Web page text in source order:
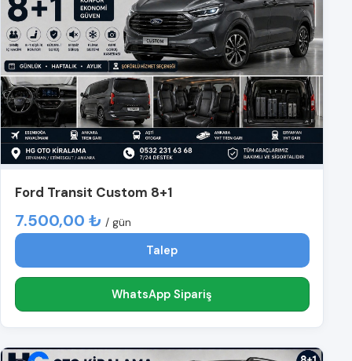
Ford Transit Custom 8+1
7.500,00 ₺ / gün
Talep
WhatsApp Sipariş